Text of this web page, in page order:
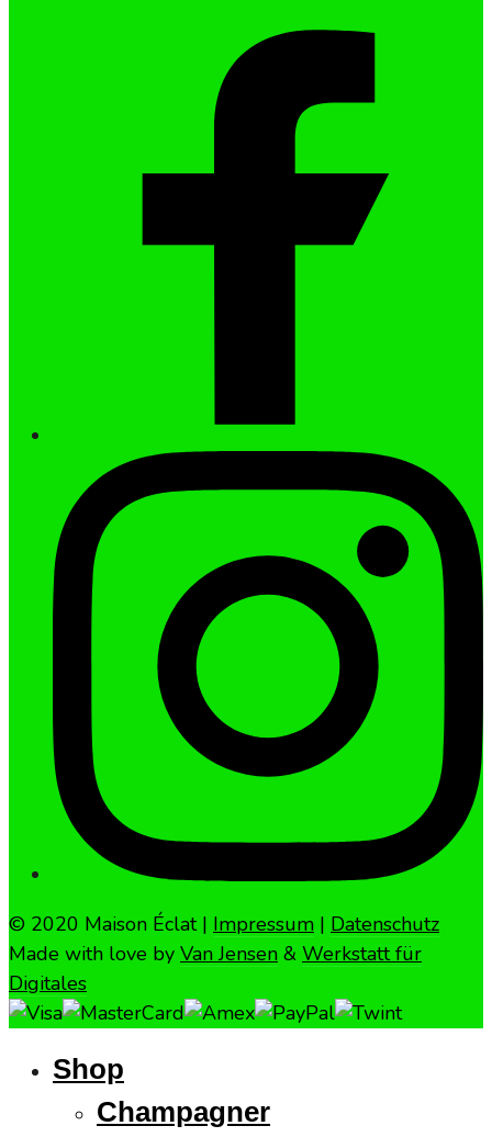
© 2020 Maison Éclat | Impressum | Datenschutz
Made with love by Van Jensen & Werkstatt für
Digitales
Shop
Champagner